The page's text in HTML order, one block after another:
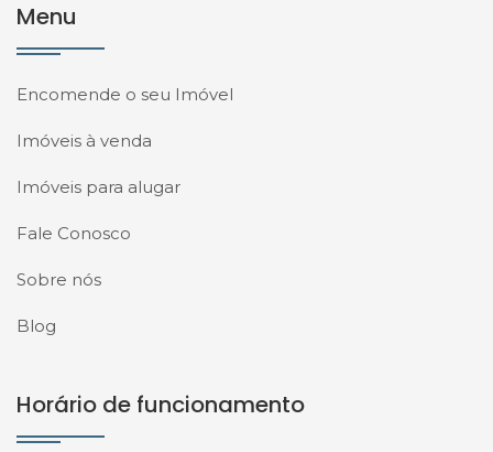
Menu
Encomende o seu Imóvel
Imóveis à venda
Imóveis para alugar
Fale Conosco
Sobre nós
Blog
Horário de funcionamento